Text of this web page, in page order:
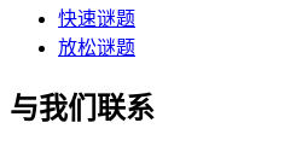
快速谜题
放松谜题
与我们联系